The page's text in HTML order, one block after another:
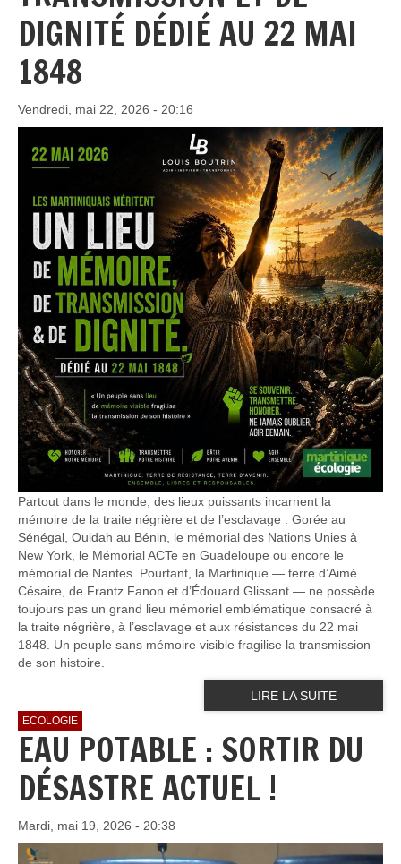
DIGNITÉ DÉDIÉ AU 22 MAI
1848
Vendredi, mai 22, 2026 - 20:16
Partout dans le monde, des lieux puissants incarnent la
mémoire de la traite négrière et de l’esclavage : Gorée au
Sénégal, Ouidah au Bénin, le mémorial des Nations Unies à
New York, le Mémorial ACTe en Guadeloupe ou encore le
mémorial de Nantes. Pourtant, la Martinique — terre d’Aimé
Césaire, de Frantz Fanon et d’Édouard Glissant — ne possède
toujours pas un grand lieu mémoriel emblématique consacré à
la traite négrière, à l’esclavage et aux résistances du 22 mai
1848. Un peuple sans mémoire visible fragilise la transmission
de son histoire.
LIRE LA SUITE
ECOLOGIE
EAU POTABLE : SORTIR DU
DÉSASTRE ACTUEL !
Mardi, mai 19, 2026 - 20:38